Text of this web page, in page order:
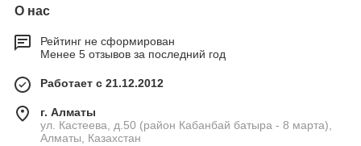
О нас
Рейтинг не сформирован
Менее 5 отзывов за последний год
Работает с 21.12.2012
г. Алматы
ул. Кастеева, д.50 (район Кабанбай батыра - 8 марта),
Алматы, Казахстан